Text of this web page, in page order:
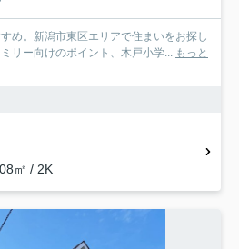
め。新潟市東区エリアで住まいをお探し
リー向けのポイント、木戸小学... もっと
㎡ / 2K